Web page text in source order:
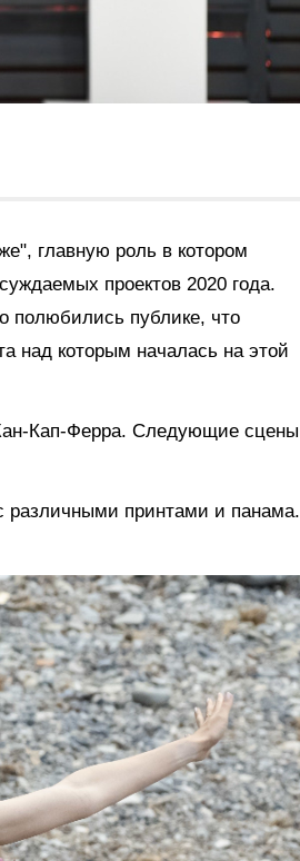
главную роль в котором
проектов 2020 года.
полюбились публике, что
над которым началась на этой
Кап-Ферра. Следующие сцены
различными принтами и панама.